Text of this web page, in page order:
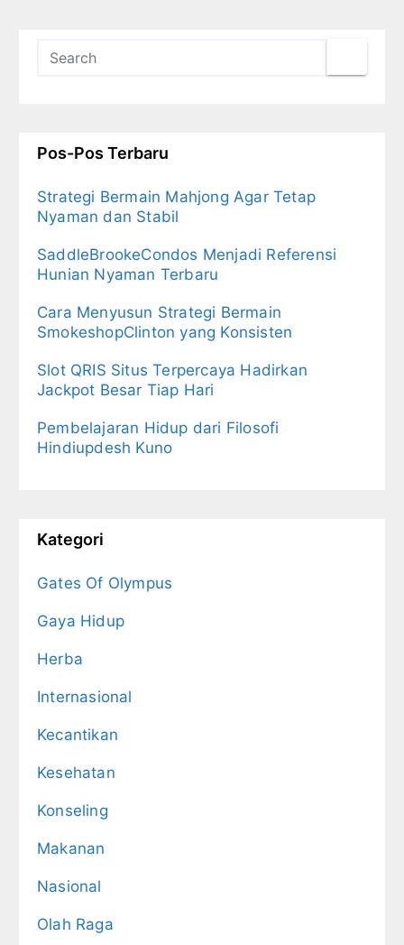
Pos-Pos Terbaru
Strategi Bermain Mahjong Agar Tetap
Nyaman dan Stabil
SaddleBrookeCondos Menjadi Referensi
Hunian Nyaman Terbaru
Cara Menyusun Strategi Bermain
SmokeshopClinton yang Konsisten
Slot QRIS Situs Terpercaya Hadirkan
Jackpot Besar Tiap Hari
Pembelajaran Hidup dari Filosofi
Hindiupdesh Kuno
Kategori
Gates Of Olympus
Gaya Hidup
Herba
Internasional
Kecantikan
Kesehatan
Konseling
Makanan
Nasional
Olah Raga